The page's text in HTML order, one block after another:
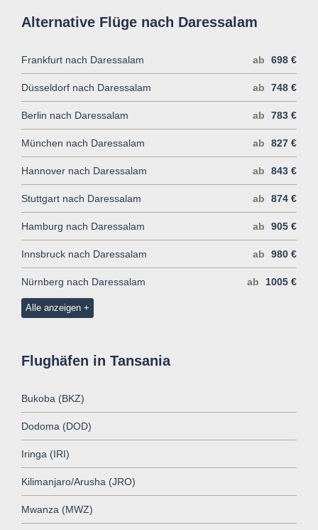
Alternative Flüge nach Daressalam
Frankfurt nach Daressalam ab 698 €
Düsseldorf nach Daressalam ab 748 €
Berlin nach Daressalam ab 783 €
München nach Daressalam ab 827 €
Hannover nach Daressalam ab 843 €
Stuttgart nach Daressalam ab 874 €
Hamburg nach Daressalam ab 905 €
Innsbruck nach Daressalam ab 980 €
Nürnberg nach Daressalam ab 1005 €
Alle anzeigen
Flughäfen in Tansania
Bukoba (BKZ)
Dodoma (DOD)
Iringa (IRI)
Kilimanjaro/Arusha (JRO)
Mwanza (MWZ)